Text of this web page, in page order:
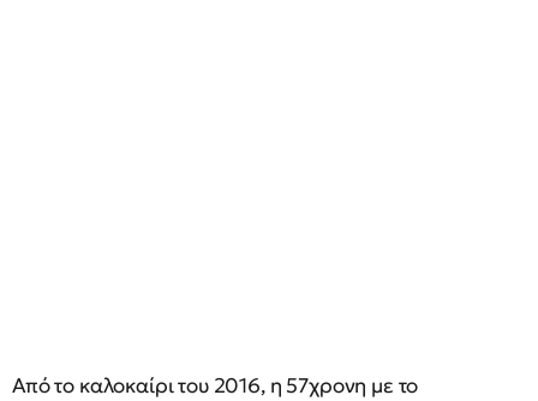
Από το καλοκαίρι του 2016, η 57χρονη με το